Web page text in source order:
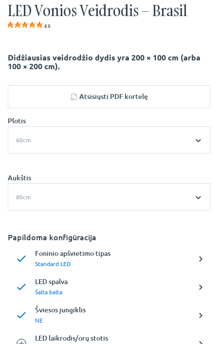
LED Vonios Veidrodis – Brasil
4.9
Didžiausias veidrodžio dydis yra 200 × 100 cm (arba
100 × 200 cm).
Atsisiųsti PDF kortelę
Plotis
60cm
Aukštis
80cm
Papildoma konfigūracija
Foninio apšvietimo tipas
Standard LED
LED spalva
Šalta balta
Šviesos jungiklis
NE
LED laikrodis/orų stotis